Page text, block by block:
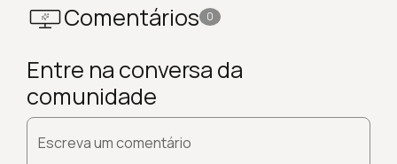
Comentários 0
Entre na conversa da
comunidade
Escreva um comentário